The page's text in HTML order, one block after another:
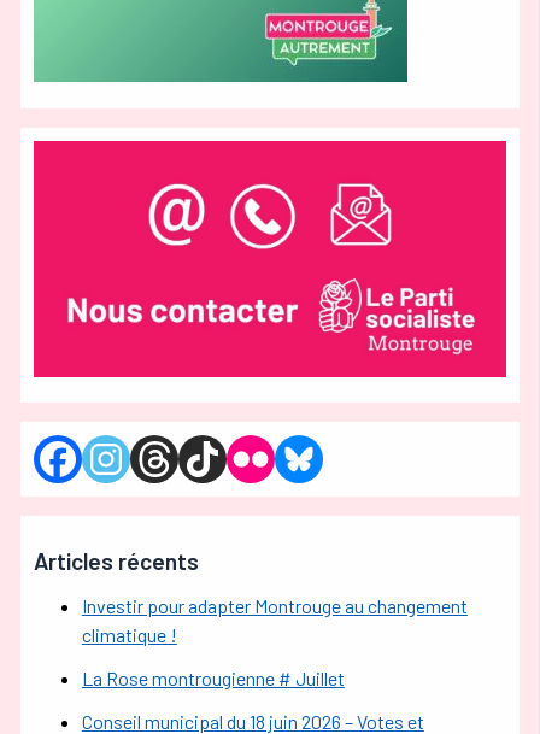
Articles récents
Investir pour adapter Montrouge au changement
climatique !
La Rose montrougienne # Juillet
Conseil municipal du 18 juin 2026 – Votes et